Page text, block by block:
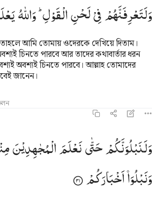
وَلَتَعْرِفَنَّهُمْفِیْلَحْنِالْقَوْلِ ؕ وَاللّٰهُ
আমি তোমায় ওদেরকে দেখিয়ে দিতাম।
চিনতে পারবে আর তাদের কথাবার্তার ধরন
অবশ্যই চিনতে পারবে। আল্লাহ তোমাদের
জানেন।
ولنبلونكم حتى نعلم المجاهدين منكم والصابرين
وَلَنَبْلُوَنَّكُمْ حَتَّىٰ نَعْلَمَ ٱلْمُجَـٰهِدِينَ مِنكُمْ
وَلَنَبْلُوَنَّكُمْحَتّٰینَعْلَمَالْمُجٰهِدِیْنَ
وَنَبْلُوَاۡاَخْبَارَكُمْ